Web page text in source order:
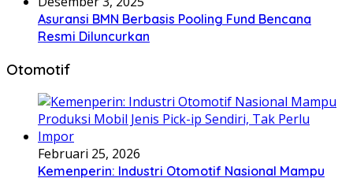
Asuransi BMN Berbasis Pooling Fund Bencana
Resmi Diluncurkan
Otomotif
Februari 25, 2026
Kemenperin: Industri Otomotif Nasional Mampu